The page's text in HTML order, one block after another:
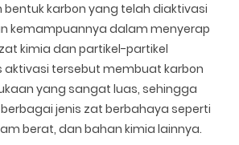
karbon yang telah diaktivasi
kemampuannya dalam menyerap
kimia dan partikel-partikel
aktivasi tersebut membuat karbon
yang sangat luas, sehingga
jenis zat berbahaya seperti
berat, dan bahan kimia lainnya.